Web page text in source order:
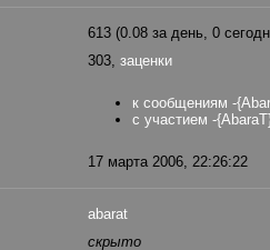
613 (0.08 за день, 0
303, заценки
к сообщениям -
с участием -
17 марта 2006, 22:26:22
abarat
скрыто